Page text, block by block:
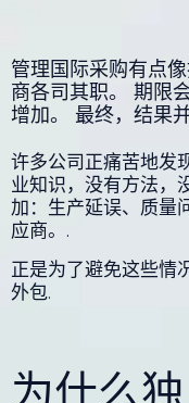
管理国际采购有点
商各司其职。 期限
增加。 最终，结果
许多公司正痛苦地发
业知识，没有方法，
加：生产延误、质量
应商。.
正是为了避免这些情
外包.